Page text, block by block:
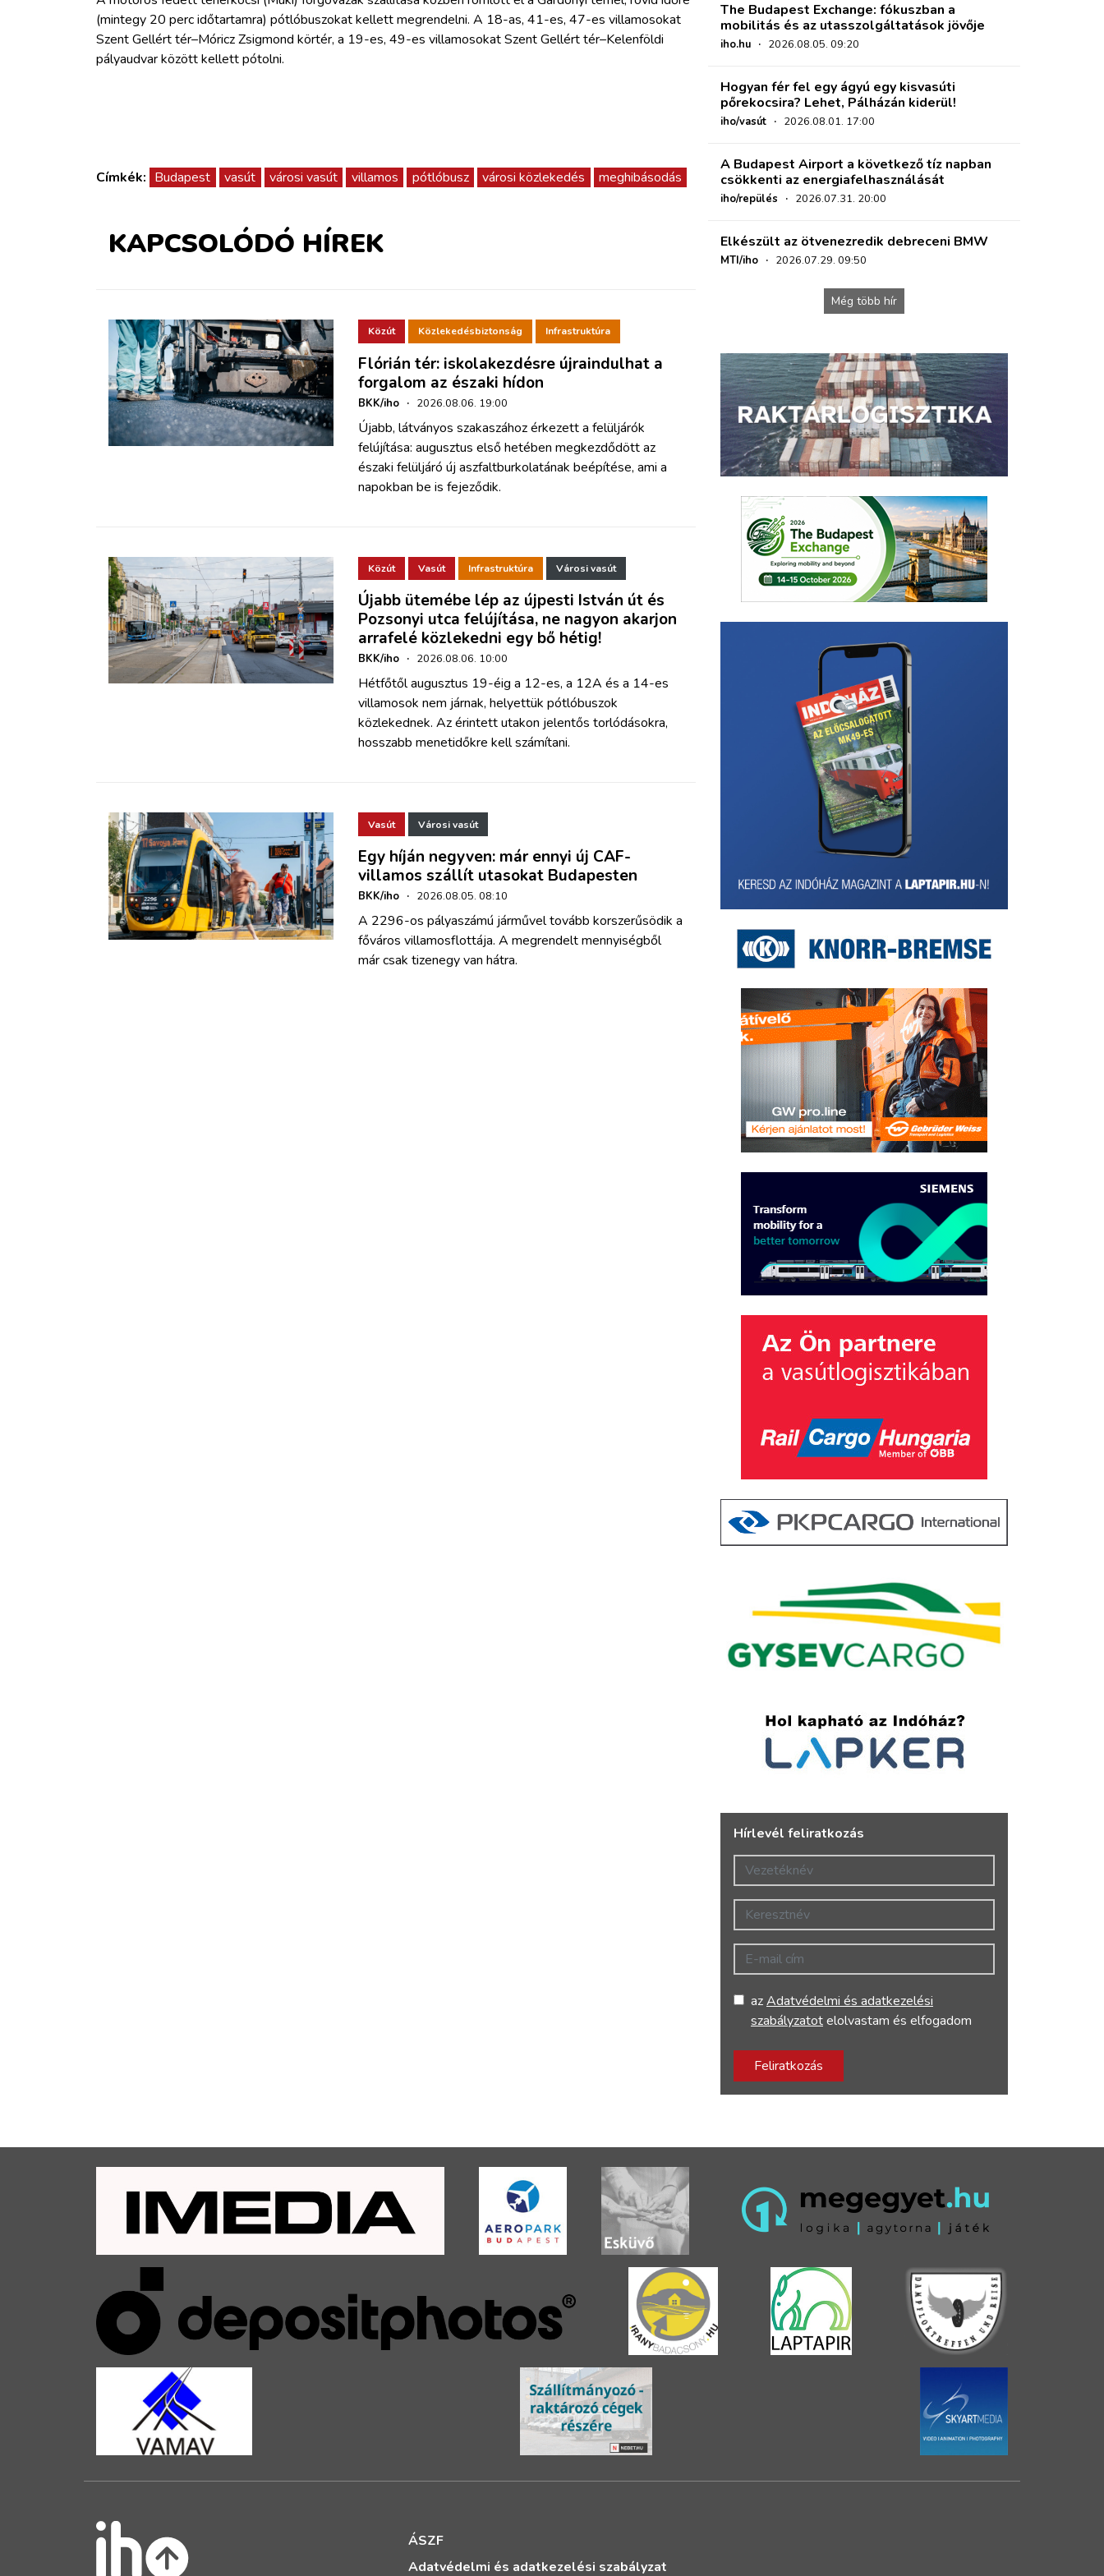
HAJÓZÁS
BELÉPÉS
(mintegy 20 perc időtartamra) pótlóbuszokat kellett megrendelni. A 18-as, 41-es, 47-es villamosokat
Szent Gellért tér–Móricz Zsigmond körtér, a 19-es, 49-es villamosokat Szent Gellért tér–Kelenföldi
pályaudvar között kellett pótolni.
Címkék: Budapest vasút városi vasút villamos pótlóbusz városi közlekedés meghibásodás
KAPCSOLÓDÓ HÍREK
Közút Közlekedésbiztonság Infrastruktúra
Flórián tér: iskolakezdésre újraindulhat a
forgalom az északi hídon
BKK/iho · 2026.08.06. 19:00
Újabb, látványos szakaszához érkezett a felüljárók
felújítása: augusztus első hetében megkezdődött az
északi felüljáró új aszfaltburkolatának beépítése, ami a
napokban be is fejeződik.
Közút Vasút Infrastruktúra Városi vasút
Újabb ütemébe lép az újpesti István út és
Pozsonyi utca felújítása, ne nagyon akarjon
arrafelé közlekedni egy bő hétig!
BKK/iho · 2026.08.06. 10:00
Hétfőtől augusztus 19-éig a 12-es, a 12A és a 14-es
villamosok nem járnak, helyettük pótlóbuszok
közlekednek. Az érintett utakon jelentős torlódásokra,
hosszabb menetidőkre kell számítani.
Vasút Városi vasút
Egy híján negyven: már ennyi új CAF-
villamos szállít utasokat Budapesten
BKK/iho · 2026.08.05. 08:10
A 2296-os pályaszámú járművel tovább korszerűsödik a
főváros villamosflottája. A megrendelt mennyiségből
már csak tizenegy van hátra.
The Budapest Exchange: fókuszban a
mobilitás és az utasszolgáltatások jövője
iho.hu · 2026.08.05. 09:20
Hogyan fér fel egy ágyú egy kisvasúti
pőrekocsira? Lehet, Pálházán kiderül!
iho/vasút · 2026.08.01. 17:00
A Budapest Airport a következő tíz napban
csökkenti az energiafelhasználását
iho/repülés · 2026.07.31. 20:00
Elkészült az ötvenezredik debreceni BMW
MTI/iho · 2026.07.29. 09:50
Még több hír
Hírlevél feliratkozás
Vezetéknév
Keresztnév
E-mail cím
azAdatvédelmi és adatkezelési
szabályzatotelolvastam és elfogadom
Feliratkozás
ÁSZF
Adatvédelmi és adatkezelési szabályzat